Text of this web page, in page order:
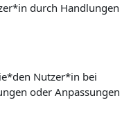
durch Handlungen
Nutzer*in bei
oder Anpassungen